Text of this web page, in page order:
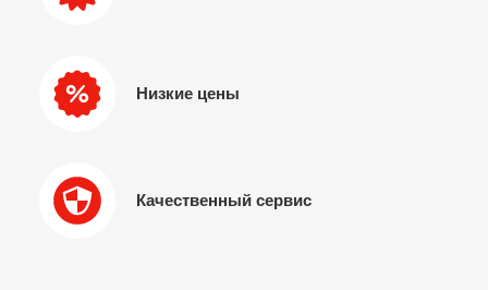
Низкие цены
Качественный сервис